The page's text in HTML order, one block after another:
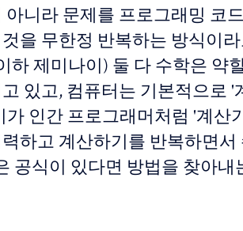
니라 문제를 프로그래밍 코
을 무한정 반복하는 방식이
하 제미나이) 둘 다 수학은 약
있고, 컴퓨터는 기본적으로 '
가 인간 프로그래머처럼 '계산
하고 계산하기를 반복하면서
공식이 있다면 방법을 찾아내